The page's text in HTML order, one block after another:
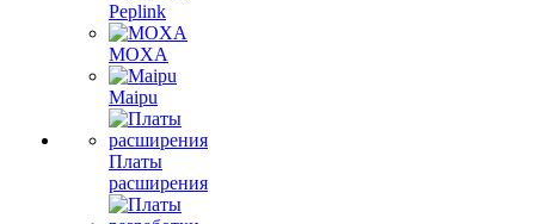
Peplink
MOXA
Maipu
Платы
расширения